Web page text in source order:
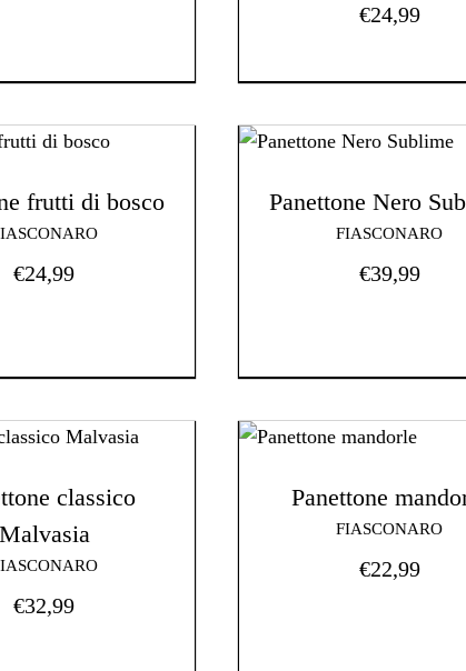
€24,99
frutti di bosco
€24,99
Panettone Nero
FIASCONARO
€39,99
classico
Malvasia
€32,99
Panettone
FIASCONARO
€22,99